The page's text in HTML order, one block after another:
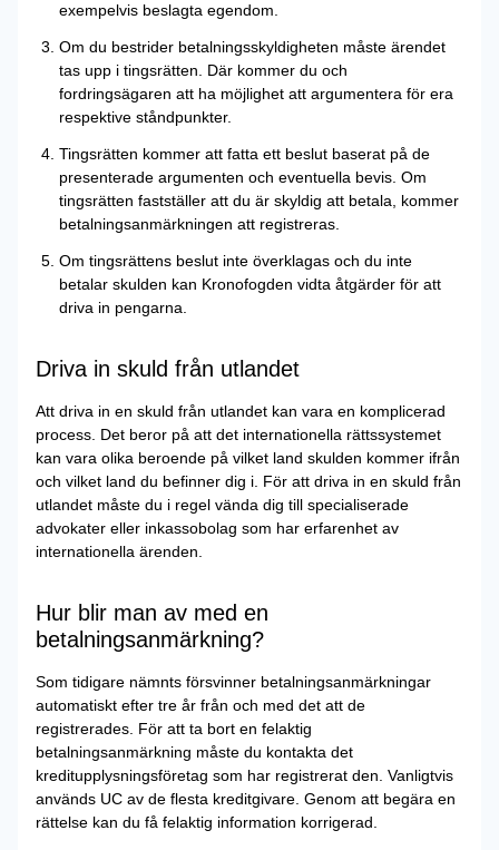
exempelvis beslagta egendom.
Om du bestrider betalningsskyldigheten måste ärendet
tas upp i tingsrätten. Där kommer du och
fordringsägaren att ha möjlighet att argumentera för era
respektive ståndpunkter.
Tingsrätten kommer att fatta ett beslut baserat på de
presenterade argumenten och eventuella bevis. Om
tingsrätten fastställer att du är skyldig att betala, kommer
betalningsanmärkningen att registreras.
Om tingsrättens beslut inte överklagas och du inte
betalar skulden kan Kronofogden vidta åtgärder för att
driva in pengarna.
Driva in skuld från utlandet
Att driva in en skuld från utlandet kan vara en komplicerad
process. Det beror på att det internationella rättssystemet
kan vara olika beroende på vilket land skulden kommer ifrån
och vilket land du befinner dig i. För att driva in en skuld från
utlandet måste du i regel vända dig till specialiserade
advokater eller inkassobolag som har erfarenhet av
internationella ärenden.
Hur blir man av med en
betalningsanmärkning?
Som tidigare nämnts försvinner betalningsanmärkningar
automatiskt efter tre år från och med det att de
registrerades. För att ta bort en felaktig
betalningsanmärkning måste du kontakta det
kreditupplysningsföretag som har registrerat den. Vanligtvis
används UC av de flesta kreditgivare. Genom att begära en
rättelse kan du få felaktig information korrigerad.